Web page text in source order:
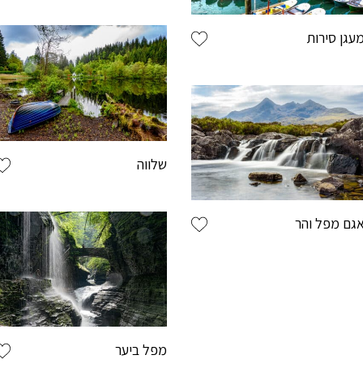
סירות
שלווה
מפל והר
מפל ביער
אני